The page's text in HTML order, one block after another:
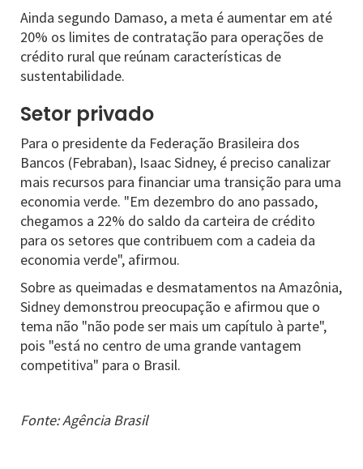
Ainda segundo Damaso, a meta é aumentar em até
20% os limites de contratação para operações de
crédito rural que reúnam características de
sustentabilidade.
Setor privado
Para o presidente da Federação Brasileira dos
Bancos (Febraban), Isaac Sidney, é preciso canalizar
mais recursos para financiar uma transição para uma
economia verde. "Em dezembro do ano passado,
chegamos a 22% do saldo da carteira de crédito
para os setores que contribuem com a cadeia da
economia verde", afirmou.
Sobre as queimadas e desmatamentos na Amazônia,
Sidney demonstrou preocupação e afirmou que o
tema não "não pode ser mais um capítulo à parte",
pois "está no centro de uma grande vantagem
competitiva" para o Brasil.
Fonte: Agência Brasil